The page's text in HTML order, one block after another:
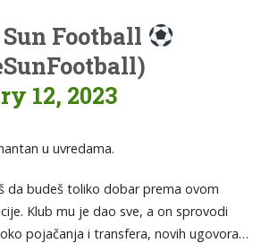
Football
12, 2023
u uvredama.
da budeš toliko dobar prema ovom
Klub mu je dao sve, a on sprovodi
pojačanja i transfera, novih ugovora…